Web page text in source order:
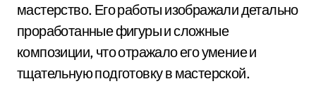
мастерство. Его работы изображали детально
проработанные фигуры и сложные
композиции, что отражало его умение и
тщательную подготовку в мастерской.